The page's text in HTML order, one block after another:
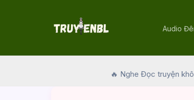
Audio
🔥 Nghe Đọc truyện